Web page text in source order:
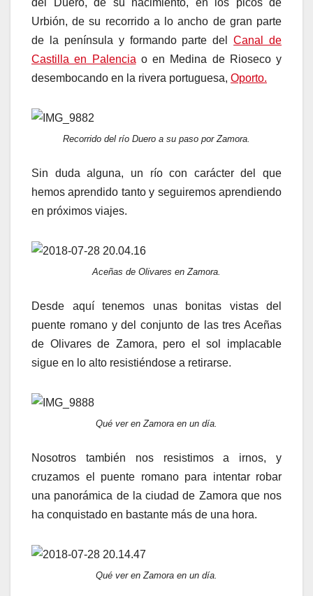
del Duero, de su nacimiento, en los picos de
Urbión, de su recorrido a lo ancho de gran parte
de la península y formando parte delCanal de
Castilla en Palencia o en Medina de Rioseco y
desembocando en la rivera portuguesa, Oporto.
Recorrido del río Duero a su paso por Zamora.
Sin duda alguna, un río con carácter del que
hemos aprendido tanto y seguiremos aprendiendo
en próximos viajes.
Aceñas de Olivares en Zamora.
Desde aquí tenemos unas bonitas vistas del
puente romano y del conjunto de las tres Aceñas
de Olivares de Zamora, pero el sol implacable
sigue en lo alto resistiéndose a retirarse.
Qué ver en Zamora en un día.
Nosotros también nos resistimos a irnos, y
cruzamos el puente romano para intentar robar
una panorámica de la ciudad de Zamora que nos
ha conquistado en bastante más de una hora.
Qué ver en Zamora en un día.